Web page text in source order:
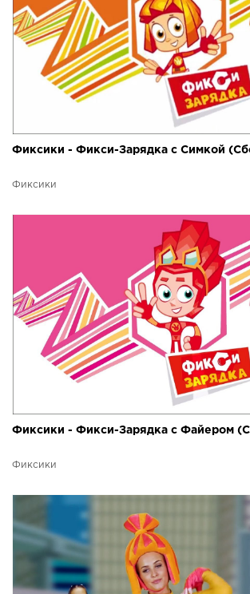
Фиксики - Фикси-Зарядка с Симкой
Фиксики
Фиксики - Фикси-Зарядка с Файером
Фиксики